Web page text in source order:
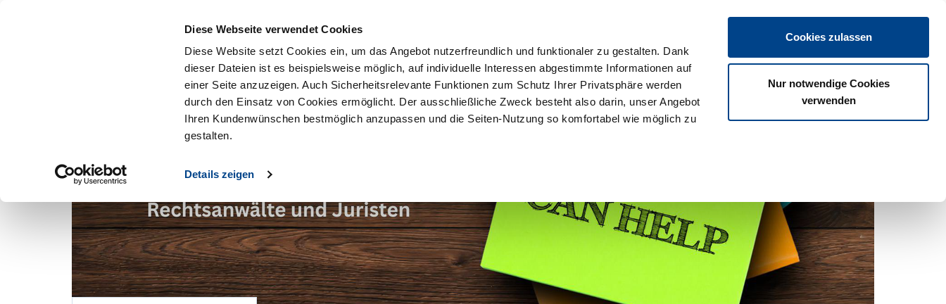
Diese Webseite verwendet Cookies
Diese Website setzt Cookies ein, um das Angebot nutzerfreundlich und funktionaler zu gestalten. Dank
dieser Dateien ist es beispielsweise möglich, auf individuelle Interessen abgestimmte Informationen auf
einer Seite anzuzeigen. Auch Sicherheitsrelevante Funktionen zum Schutz Ihrer Privatsphäre werden
durch den Einsatz von Cookies ermöglicht. Der ausschließliche Zweck besteht also darin, unser Angebot
Ihren Kundenwünschen bestmöglich anzupassen und die Seiten-Nutzung so komfortabel wie möglich zu
gestalten.
Details zeigen
Cookies zulassen
Nur notwendige Cookies
verwenden
Login
Vorteile Über uns Veranstaltungen Download Termine